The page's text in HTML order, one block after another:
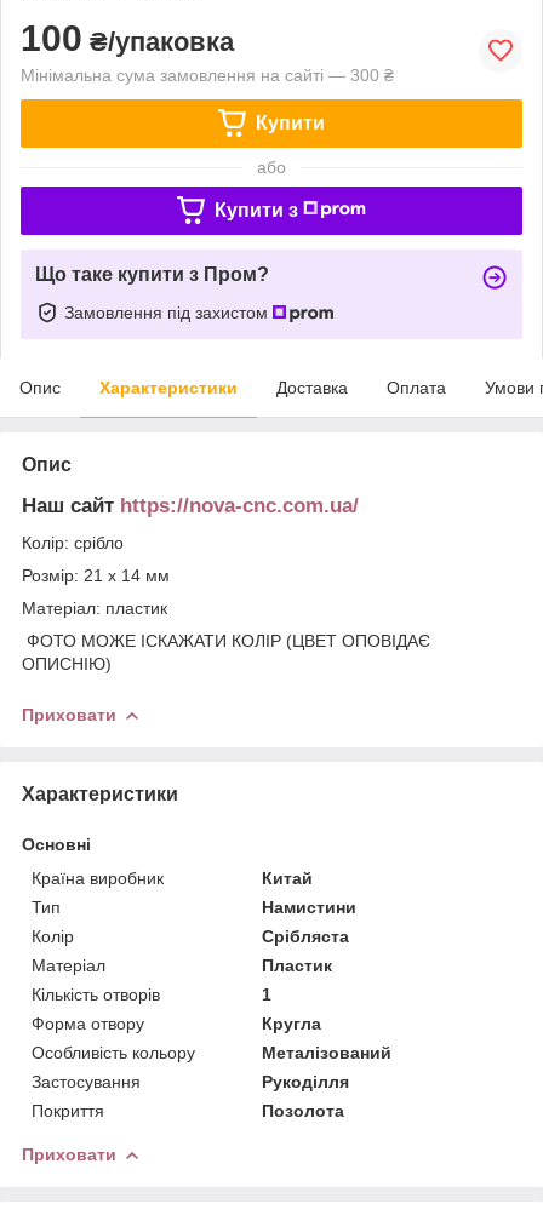
100 ₴/упаковка
Мінімальна сума замовлення на сайті — 300 ₴
Купити
або
Купити з
Що таке купити з Пром?
Замовлення під захистом
Опис Характеристики Доставка Оплата Умови
Опис
Наш сайт https://nova-cnc.com.ua/
Колір: срібло
Розмір: 21 х 14 мм
Матеріал: пластик
ФОТО МОЖЕ ІСКАЖАТИ КОЛІР (ЦВЕТ ОПОВІДАЄ
ОПИСНІЮ)
Приховати
Характеристики
Основні
Країна виробник
Китай
Тип
Намистини
Колір
Срібляста
Матеріал
Пластик
Кількість отворів
1
Форма отвору
Кругла
Особливість кольору
Металізований
Застосування
Рукоділля
Покриття
Позолота
Приховати